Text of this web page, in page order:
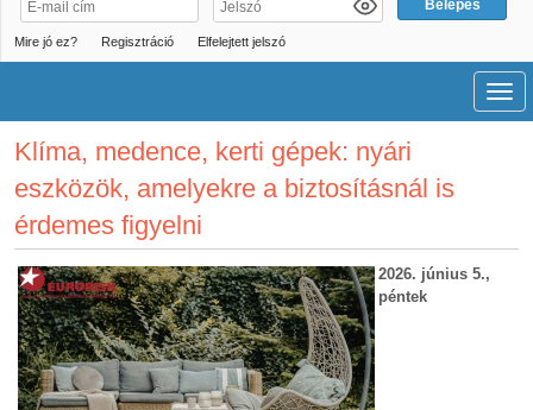
Mire jó ez? Regisztráció Elfelejtett jelszó
Klíma, medence, kerti gépek: nyári
eszközök, amelyekre a biztosításnál is
érdemes figyelni
2026. június 5.,
péntek